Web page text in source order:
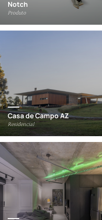
Notch
Produto
Casa de Campo AZ
Residencial